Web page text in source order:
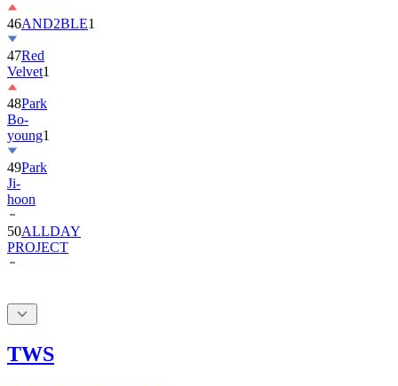
46AND2BLE1
47Red
Velvet1
48Park
Bo-
young1
49Park
Ji-
hoon
50ALLDAY
PROJECT
TWS